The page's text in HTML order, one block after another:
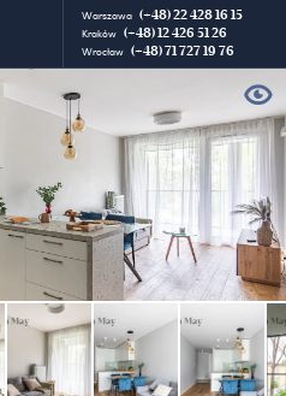
Warszawa (+48) 22 428 16 15
Kraków (+48) 12 426 51 26
Wrocław (+48) 71 727 19 76